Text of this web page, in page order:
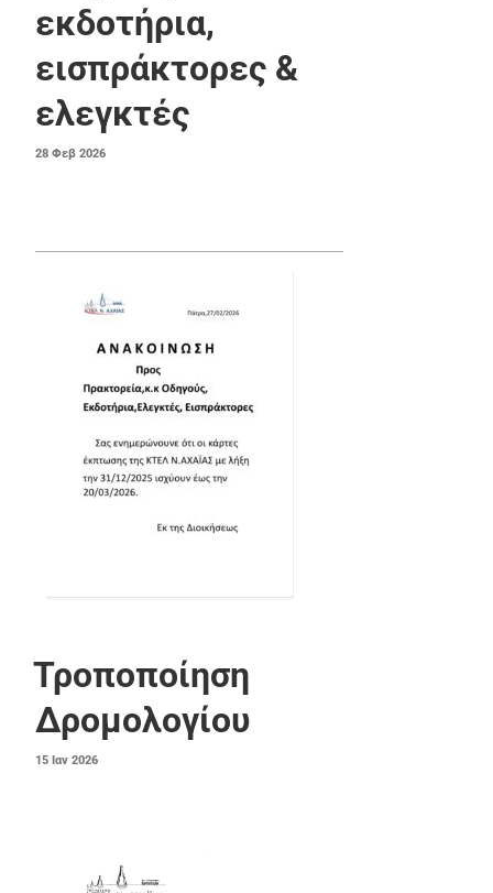
εκδοτήρια,
εισπράκτορες &
ελεγκτές
ΔΗΜΟΣΙΕΎΤΗΚΕ
28 Φεβ 2026
Τροποποίηση
Δρομολογίου
ΔΗΜΟΣΙΕΎΤΗΚΕ
15 Ιαν 2026